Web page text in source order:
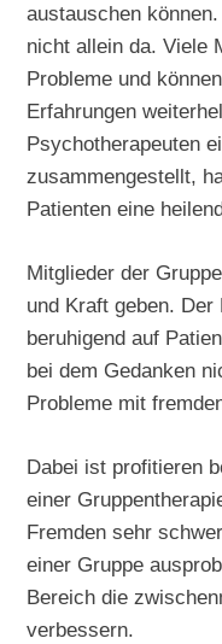
austauschen
nicht allein da. Viele
Probleme und
Erfahrungen
Psychotherapeuten
zusammengestellt,
Patienten eine
Mitglieder der
und Kraft geben.
beruhigend auf
bei dem Gedanken
Probleme mit
Dabei ist profitieren
einer
Fremden sehr
einer Gruppe
Bereich die
verbessern.